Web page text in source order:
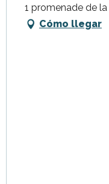
1 promenade de
Cómo llegar